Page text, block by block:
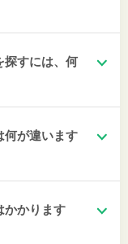
探すには、何
何が違います
かかります